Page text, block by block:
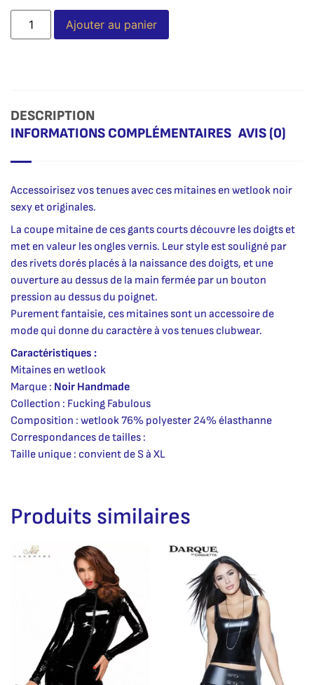
Ajouter au panier
DESCRIPTION
INFORMATIONS COMPLÉMENTAIRES AVIS (0)
Accessoirisez vos tenues avec ces mitaines en wetlook noir
sexy et originales.
La coupe mitaine de ces gants courts découvre les doigts et
met en valeur les ongles vernis. Leur style est souligné par
des rivets dorés placés à la naissance des doigts, et une
ouverture au dessus de la main fermée par un bouton
pression au dessus du poignet.
Purement fantaisie, ces mitaines sont un accessoire de
mode qui donne du caractère à vos tenues clubwear.
Caractéristiques :
Mitaines en wetlook
Marque : Noir Handmade
Collection : Fucking Fabulous
Composition : wetlook 76% polyester 24% élasthanne
Correspondances de tailles :
Taille unique : convient de S à XL
Produits similaires